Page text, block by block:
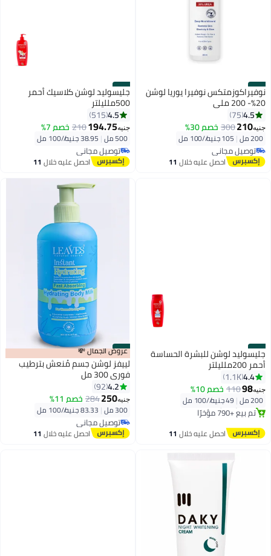
#17
نوفيراكوزمتكس نوفيرا يوريا لوشن
20%- 200 ملى
4.5
75
جنيه210
300 خصم 30%
200 مل |
توصيل مجاني
بتخلّص بسرعة
توصيل مجانياحصل عليه خلال 11
#18
جليسوليد لوشن كلاسيك أحمر
500ملليلتر
4.5
515
جنيه194.75
210 خصم 7%
500 مل |
توصيل مجاني
بتخلّص بسرعة
توصيل مجانياحصل عليه خلال 11
#19
جليسوليد لوشن للبشرة الحساسة
أحمر 200ملليلتر
4.4
1.1K
جنيه98
110 خصم 10%
200 مل |
توصيل مجاني
بتخلّص بسرعة
تم بيع +790 مؤخرًا
توصيل مجاني
احصل عليه خلال 11
#20
عروض الجمال 💸
لييفز لوشن جسم مُنعش بترطيب
فوري 300 مل
4.2
92
جنيه250
284 خصم 11%
300 مل |
توصيل مجاني
توصيل مجانياحصل عليه خلال 11